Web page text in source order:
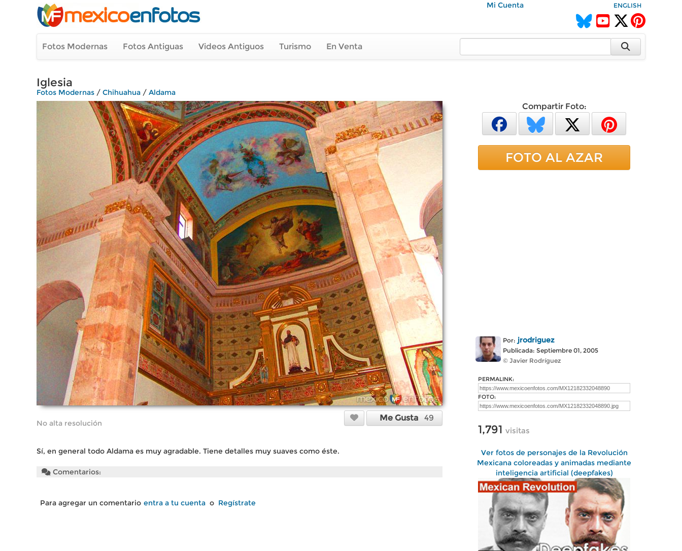
Mi Cuenta ENGLISH
Fotos Modernas Fotos Antiguas Videos Antiguos Turismo En Venta
Iglesia
Fotos Modernas / Chihuahua / Aldama
No alta resolución
Me Gusta 49
Sí, en general todo Aldama es muy agradable. Tiene detalles muy suaves como éste.
Comentarios:
Para agregar un comentario entra a tu cuenta o Regístrate
Compartir Foto:
FOTO AL AZAR
Por: jrodriguez
Publicada: Septiembre 01, 2005
© Javier Rodríguez
PERMALINK:
FOTO:
1,791 visitas
Ver fotos de personajes de la Revolución
Mexicana coloreadas y animadas mediante
inteligencia artificial (deepfakes)